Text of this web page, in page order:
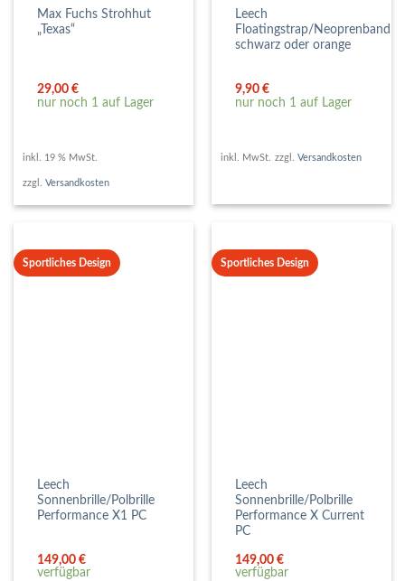
Max Fuchs Strohhut
„Texas“
29,00€
nur noch 1 auf Lager
inkl. 19 % MwSt.
zzgl. Versandkosten
Leech
Floatingstrap/Neoprenband
schwarz oder orange
9,90€
nur noch 1 auf Lager
inkl. MwSt. zzgl. Versandkosten
Sportliches Design
Leech
Sonnenbrille/Polbrille
Performance X1 PC
149,00€
verfügbar
Sportliches Design
Leech
Sonnenbrille/Polbrille
Performance X Current
PC
149,00€
verfügbar